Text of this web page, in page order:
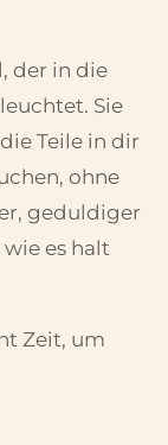
der in die
Sie
Teile in dir
ohne
geduldiger
es halt
Zeit, um